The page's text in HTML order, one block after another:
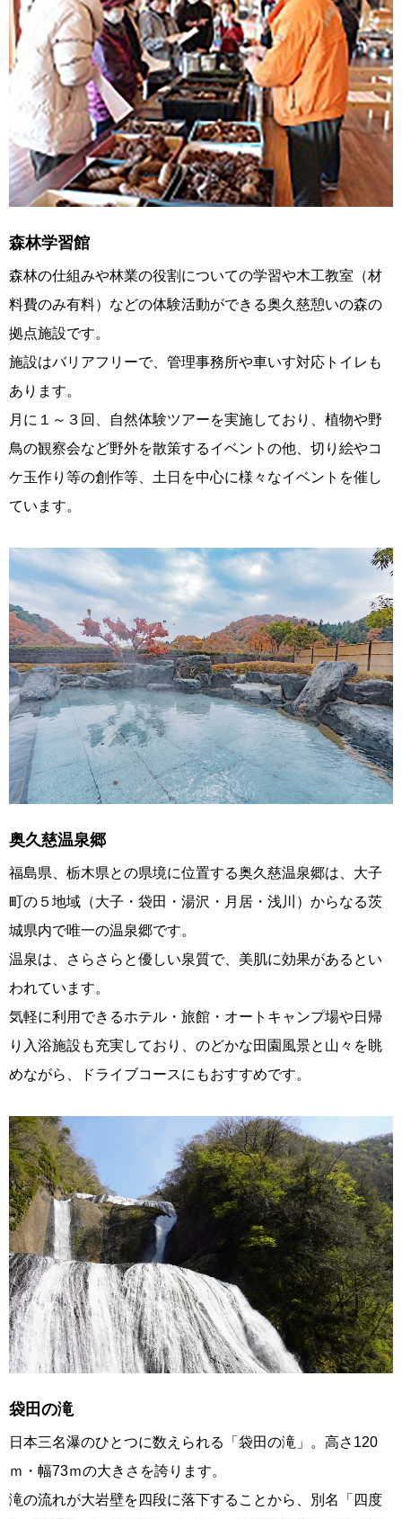
森林学習館
森林の仕組みや林業の役割についての学習や木工教室（材
料費のみ有料）などの体験活動ができる奥久慈憩いの森の
拠点施設です。
施設はバリアフリーで、管理事務所や車いす対応トイレも
あります。
月に１～３回、自然体験ツアーを実施しており、植物や野
鳥の観察会など野外を散策するイベントの他、切り絵やコ
ケ玉作り等の創作等、土日を中心に様々なイベントを催し
ています。
奥久慈温泉郷
福島県、栃木県との県境に位置する奥久慈温泉郷は、大子
町の５地域（大子・袋田・湯沢・月居・浅川）からなる茨
城県内で唯一の温泉郷です。
温泉は、さらさらと優しい泉質で、美肌に効果があるとい
われています。
気軽に利用できるホテル・旅館・オートキャンプ場や日帰
り入浴施設も充実しており、のどかな田園風景と山々を眺
めながら、ドライブコースにもおすすめです。
袋田の滝
日本三名瀑のひとつに数えられる「袋田の滝」。高さ120
ｍ・幅73ｍの大きさを誇ります。
滝の流れが大岩壁を四段に落下することから、別名「四度